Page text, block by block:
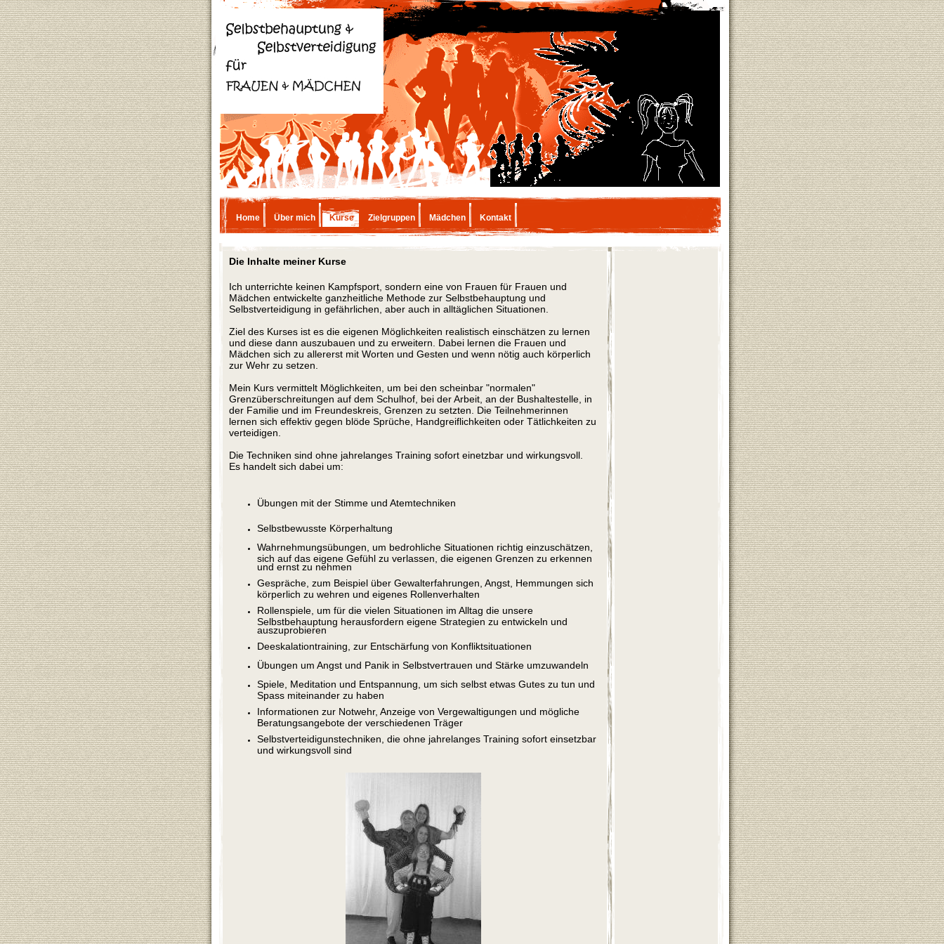
Home Über mich Kurse Zielgruppen Mädchen Kontakt
Die Inhalte meiner Kurse
Ich unterrichte keinen Kampfsport, sondern eine von Frauen für Frauen und
Mädchen entwickelte ganzheitliche Methode zur Selbstbehauptung und
Selbstverteidigung in gefährlichen, aber auch in alltäglichen Situationen.
Ziel des Kurses ist es die eigenen Möglichkeiten realistisch einschätzen zu lernen
und diese dann auszubauen und zu erweitern. Dabei lernen die Frauen und
Mädchen sich zu allererst mit Worten und Gesten und wenn nötig auch körperlich
zur Wehr zu setzen.
Mein Kurs vermittelt Möglichkeiten, um bei den scheinbar "normalen"
Grenzüberschreitungen auf dem Schulhof, bei der Arbeit, an der Bushaltestelle, in
der Familie und im Freundeskreis, Grenzen zu setzten. Die Teilnehmerinnen
lernen sich effektiv gegen blöde Sprüche, Handgreiflichkeiten oder Tätlichkeiten zu
verteidigen.
Die Techniken sind ohne jahrelanges Training sofort einetzbar und wirkungsvoll.
Es handelt sich dabei um:
Übungen mit der Stimme und Atemtechniken
Selbstbewusste Körperhaltung
Wahrnehmungsübungen, um bedrohliche Situationen richtig einzuschätzen,
sich auf das eigene Gefühl zu verlassen, die eigenen Grenzen zu erkennen
und ernst zu nehmen
Gespräche, zum Beispiel über Gewalterfahrungen, Angst, Hemmungen sich
körperlich zu wehren und eigenes Rollenverhalten
Rollenspiele, um für die vielen Situationen im Alltag die unsere
Selbstbehauptung herausfordern eigene Strategien zu entwickeln und
auszuprobieren
Deeskalationtraining, zur Entschärfung von Konfliktsituationen
Übungen um Angst und Panik in Selbstvertrauen und Stärke umzuwandeln
Spiele, Meditation und Entspannung, um sich selbst etwas Gutes zu tun und
Spass miteinander zu haben
Informationen zur Notwehr, Anzeige von Vergewaltigungen und mögliche
Beratungsangebote der verschiedenen Träger
Selbstverteidigunstechniken, die ohne jahrelanges Training sofort einsetzbar
und wirkungsvoll sind